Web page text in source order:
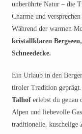
unberührte Natur – die
Charme und
Während der warmen
kristallklaren Bergseen,
Schneedecke.
Ein Urlaub in den
tiroler Tradition
Talhof erlebst du genau
Alpen und liebevolle
traditionelle, kuschelige